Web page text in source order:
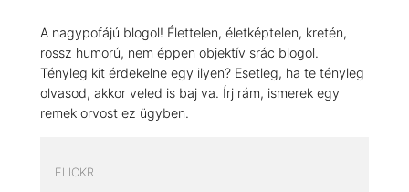
A nagypofájú blogol! Élettelen, életképtelen, kretén,
rossz humorú, nem éppen objektív srác blogol.
Tényleg kit érdekelne egy ilyen? Esetleg, ha te tényleg
olvasod, akkor veled is baj va. Írj rám, ismerek egy
remek orvost ez ügyben.
FLICKR